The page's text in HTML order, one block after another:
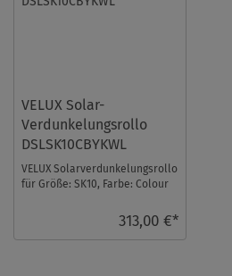
VELUX Solar-
Verdunkelungsrollo
DSLSK10CBYKWL
VELUX Solarverdunkelungsrollo
für Größe: SK10, Farbe: Colour
313,00 €*